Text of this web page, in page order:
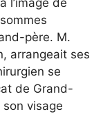
l’image de
père. M.
arrangeait ses
se
de Grand-
visage